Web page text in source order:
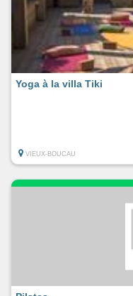
Yoga à la villa Tiki
VIEUX-BOUCAU